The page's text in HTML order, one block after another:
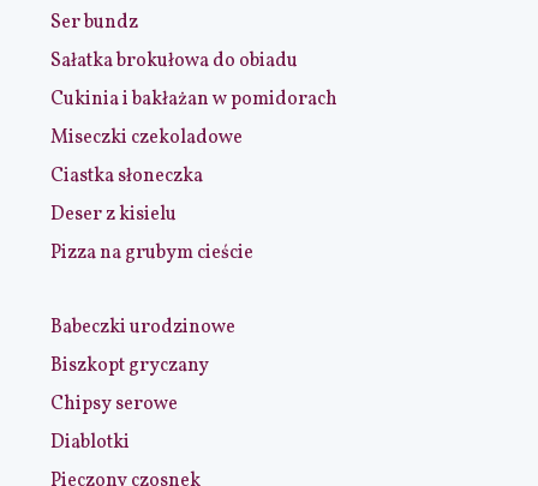
Ser bundz
Sałatka brokułowa do obiadu
Cukinia i bakłażan w pomidorach
Miseczki czekoladowe
Ciastka słoneczka
Deser z kisielu
Pizza na grubym cieście
Babeczki urodzinowe
Biszkopt gryczany
Chipsy serowe
Diablotki